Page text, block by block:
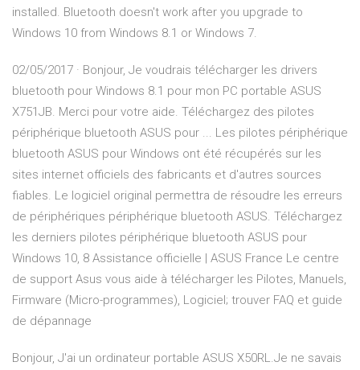
installed. Bluetooth doesn't work after you upgrade to
Windows 10 from Windows 8.1 or Windows 7.
02/05/2017 · Bonjour, Je voudrais télécharger les drivers
bluetooth pour Windows 8.1 pour mon PC portable ASUS
X751JB. Merci pour votre aide. Téléchargez des pilotes
périphérique bluetooth ASUS pour ... Les pilotes périphérique
bluetooth ASUS pour Windows ont été récupérés sur les
sites internet officiels des fabricants et d'autres sources
fiables. Le logiciel original permettra de résoudre les erreurs
de périphériques périphérique bluetooth ASUS. Téléchargez
les derniers pilotes périphérique bluetooth ASUS pour
Windows 10, 8 Assistance officielle | ASUS France Le centre
de support Asus vous aide à télécharger les Pilotes, Manuels,
Firmware (Micro-programmes), Logiciel; trouver FAQ et guide
de dépannage
Bonjour, J'ai un ordinateur portable ASUS X50RL.Je ne savais